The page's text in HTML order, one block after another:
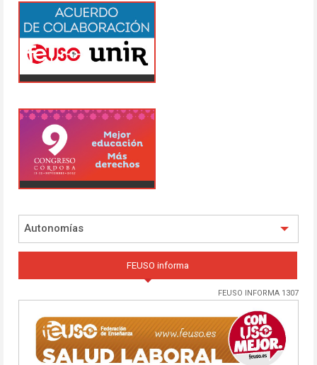
Autonomías
FEUSO informa
FEUSO INFORMA 1307